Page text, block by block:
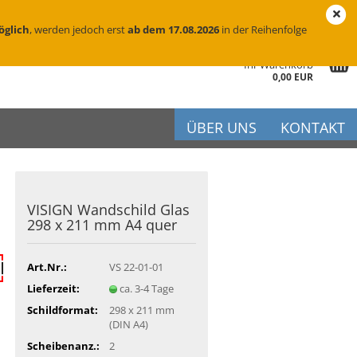
Ihr Warenkorb
0,00 EUR
, werden jedoch erstab dem 17.08.2026 in der Reihenfolge
ÜBER UNS KONTAKT
VI­SIGN Wand­schild Glas
298 x 211 mm A4 quer
Art.Nr.:
VS 22-01-01
Lieferzeit:
ca. 3-4 Tage
Schildformat:
298 x 211 mm
(DIN A4)
Scheibenanz.:
2